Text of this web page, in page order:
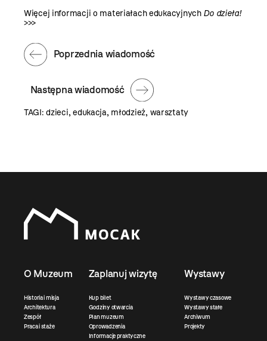
Więcej informacji o materiałach edukacyjnych Do dzieła!
>>>
Następna wiadomość
Poprzednia wiadomość
TAGI:dzieci,edukacja, młodzież, warsztaty
O Muzeum
Historia i misja
Architektura
Zespół
Praca i staże
Zaplanuj wizytę
Kup bilet
Godziny otwarcia
Plan muzeum
Oprowadzenia
Informacje praktyczne
Wystawy
Wystawy czasowe
Wystawy stałe
Archiwum
Projekty